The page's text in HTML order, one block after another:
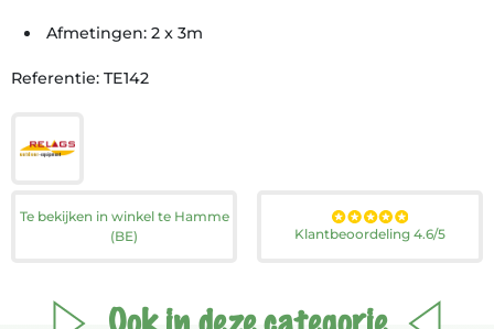
Afmetingen: 2 x 3m
Referentie: TE142
Te bekijken in winkel te Hamme
(BE)
Klantbeoordeling 4.6/5